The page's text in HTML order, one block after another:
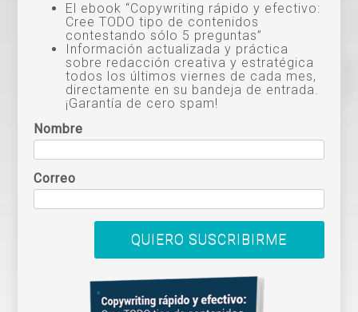
El ebook “Copywriting rápido y efectivo:
Cree TODO tipo de contenidos
contestando sólo 5 preguntas”
Información actualizada y práctica
sobre redacción creativa y estratégica
todos los últimos viernes de cada mes,
directamente en su bandeja de entrada.
¡Garantía de cero spam!
Nombre
Correo